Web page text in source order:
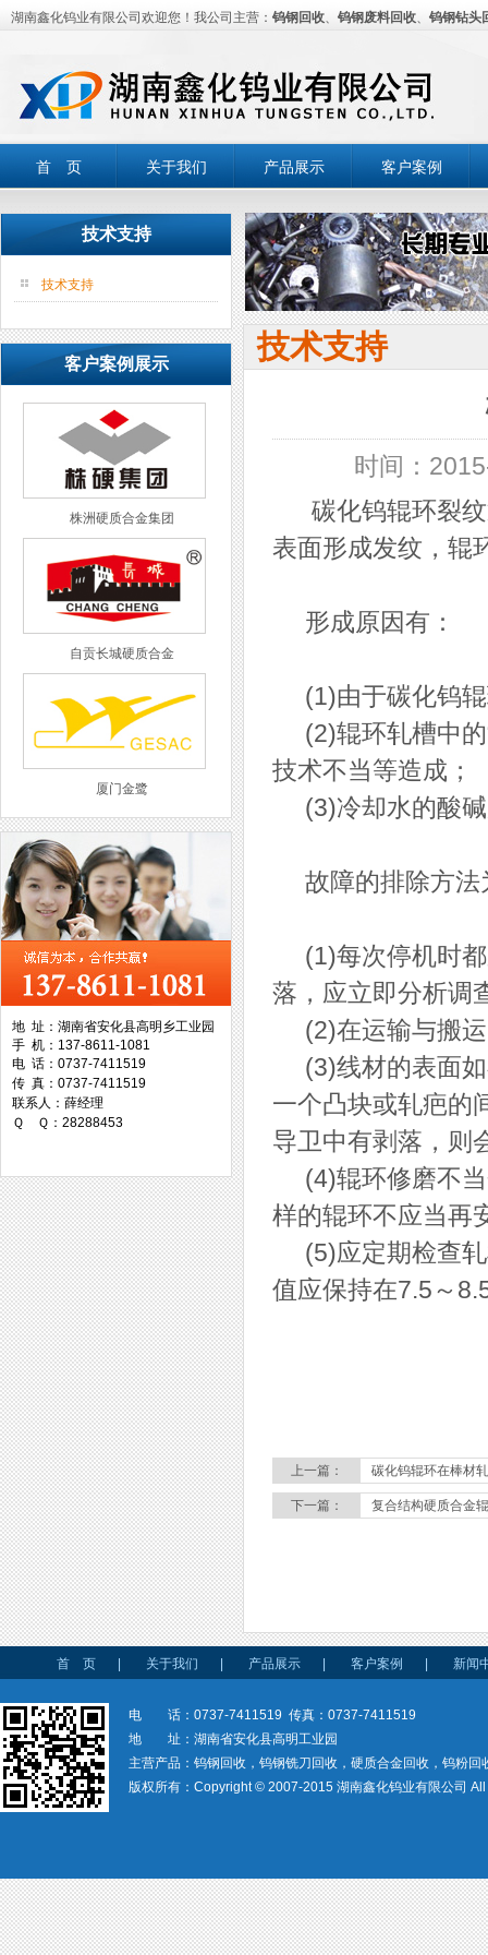
湖南鑫化钨业有限公司欢迎您！我公司主营： 钨钢回收、 钨钢废料回收、 钨钢钻头
首 页 关于我们 产品展示 客户案例
技术支持
技术支持
客户案例展示
株洲硬质合金集团
自贡长城硬质合金
厦门金鹭
西工集团
台湾协威机械
台湾万事达切削科技
地 址：湖南省安化县高明乡工业园
手 机：137-8611-1081
电 话：0737-7411519
传 真：0737-7411519
联系人：薛经理
Ｑ Ｑ：28288453
技术支持
时间：
碳化钨辊环裂
表面形成发纹，辊
形成原因有：
(1)由于碳化钨辊
(2)辊环轧槽中的
技术不当等造成；
(3)冷却水的酸碱
故障的排除方法
(1)每次停机时都
落，应立即分析调
(2)在运输与搬运
(3)线材的表面如
一个凸块或轧疤的
导卫中有剥落，则
(4)辊环修磨不当
样的辊环不应当再
(5)应定期检查轧
值应保持在7.5～
上一篇： 碳化钨辊环在棒材
下一篇： 复合结构硬质合金
首 页 关于我们 产品展示 客户案例 新闻
电 话：0737-7411519 传真：0737-7411519
地 址：湖南省安化县高明工业园
主营产品：钨钢回收，钨钢铣刀回收，硬质合金回收，钨粉回
版权所有：Copyright © 2007-2015 湖南鑫化钨业有限公司